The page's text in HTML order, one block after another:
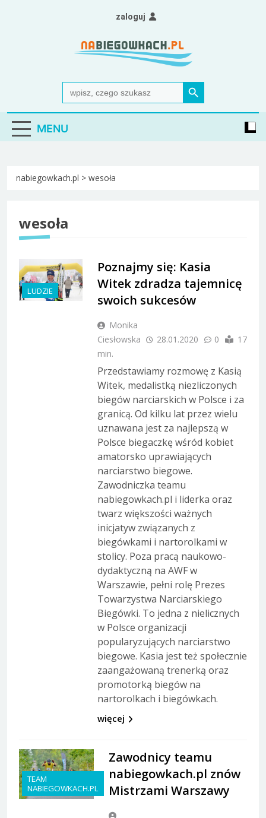
Nabiegowkach.pl
portal miłośników narciarstwa biegowego
Search
for:
Search Button
zaloguj
MENU
nabiegowkach.pl > wesoła
wesoła
LUDZIE
Poznajmy się: Kasia
Witek zdradza tajemnicę
swoich sukcesów
Monika
Ciesłowska
28.01.2020 0
17
min.
Przedstawiamy rozmowę z Kasią
Witek, medalistką niezliczonych
biegów narciarskich w Polsce i za
granicą. Od kilku lat przez wielu
uznawana jest za najlepszą w
Polsce biegaczkę wśród kobiet
amatorsko uprawiających
narciarstwo biegowe.
Zawodniczka teamu
nabiegowkach.pl i liderka oraz
twarz większości ważnych
inicjatyw związanych z
biegówkami i nartorolkami w
stolicy. Poza pracą naukowo-
dydaktyczną na AWF w
Warszawie, pełni rolę Prezes
Towarzystwa Narciarskiego
Biegówki. To jedna z nielicznych
w Polsce organizacji
popularyzujących narciarstwo
biegowe. Kasia jest też społecznie
zaangażowaną trenerką oraz
promotorką biegów na
nartorolkach i biegówkach.
więcej
TEAM
NABIEGOWKACH.PL
Zawodnicy teamu
nabiegowkach.pl znów
Mistrzami Warszawy